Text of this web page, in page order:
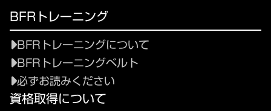
BFRトレーニング
BFRトレーニングについて
BFRトレーニングベルト
必ずお読みください
資格取得について